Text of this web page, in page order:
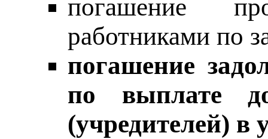
погашение
работниками по
погашение
по выплате
(учредителей) в